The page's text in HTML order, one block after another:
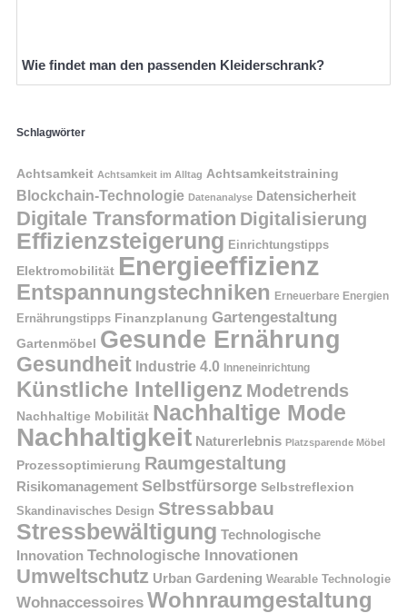
Wie findet man den passenden Kleiderschrank?
Schlagwörter
Achtsamkeit Achtsamkeit im Alltag Achtsamkeitstraining
Blockchain-Technologie Datenanalyse Datensicherheit
Digitale Transformation Digitalisierung
Effizienzsteigerung Einrichtungstipps
Elektromobilität Energieeffizienz
Entspannungstechniken Erneuerbare Energien
Ernährungstipps Finanzplanung Gartengestaltung
Gartenmöbel Gesunde Ernährung
Gesundheit Industrie 4.0 Inneneinrichtung
Künstliche Intelligenz Modetrends
Nachhaltige Mobilität Nachhaltige Mode
Nachhaltigkeit Naturerlebnis Platzsparende Möbel
Prozessoptimierung Raumgestaltung
Risikomanagement Selbstfürsorge Selbstreflexion
Skandinavisches Design Stressabbau
Stressbewältigung Technologische
Innovation Technologische Innovationen
Umweltschutz Urban Gardening Wearable Technologie
Wohnaccessoires Wohnraumgestaltung